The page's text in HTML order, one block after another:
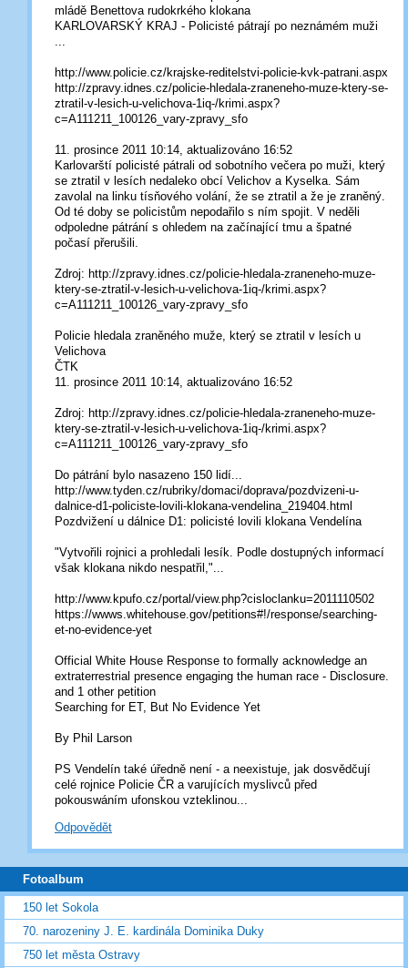
mládě Benettova rudokrkého klokana
KARLOVARSKÝ KRAJ - Policisté pátrají po neznámém muži
...
http://www.policie.cz/krajske-reditelstvi-policie-kvk-patrani.aspx
http://zpravy.idnes.cz/policie-hledala-zraneneho-muze-ktery-se-
ztratil-v-lesich-u-velichova-1iq-/krimi.aspx?
c=A111211_100126_vary-zpravy_sfo
11. prosince 2011 10:14, aktualizováno 16:52
Karlovarští policisté pátrali od sobotního večera po muži, který
se ztratil v lesích nedaleko obcí Velichov a Kyselka. Sám
zavolal na linku tísňového volání, že se ztratil a že je zraněný.
Od té doby se policistům nepodařilo s ním spojit. V neděli
odpoledne pátrání s ohledem na začínající tmu a špatné
počasí přerušili.
Zdroj: http://zpravy.idnes.cz/policie-hledala-zraneneho-muze-
ktery-se-ztratil-v-lesich-u-velichova-1iq-/krimi.aspx?
c=A111211_100126_vary-zpravy_sfo
Policie hledala zraněného muže, který se ztratil v lesích u
Velichova
ČTK
11. prosince 2011 10:14, aktualizováno 16:52
Zdroj: http://zpravy.idnes.cz/policie-hledala-zraneneho-muze-
ktery-se-ztratil-v-lesich-u-velichova-1iq-/krimi.aspx?
c=A111211_100126_vary-zpravy_sfo
Do pátrání bylo nasazeno 150 lidí...
http://www.tyden.cz/rubriky/domaci/doprava/pozdvizeni-u-
dalnice-d1-policiste-lovili-klokana-vendelina_219404.html
Pozdvižení u dálnice D1: policisté lovili klokana Vendelína
"Vytvořili rojnici a prohledali lesík. Podle dostupných informací
však klokana nikdo nespatřil,"...
http://www.kpufo.cz/portal/view.php?cisloclanku=2011110502
https://wwws.whitehouse.gov/petitions#!/response/searching-
et-no-evidence-yet
Official White House Response to formally acknowledge an
extraterrestrial presence engaging the human race - Disclosure.
and 1 other petition
Searching for ET, But No Evidence Yet
By Phil Larson
PS Vendelín také úředně není - a neexistuje, jak dosvědčují
celé rojnice Policie ČR a varujících myslivců před
pokouswáním ufonskou vzteklinou...
Odpovědět
Fotoalbum
150 let Sokola
70. narozeniny J. E. kardinála Dominika Duky
750 let města Ostravy